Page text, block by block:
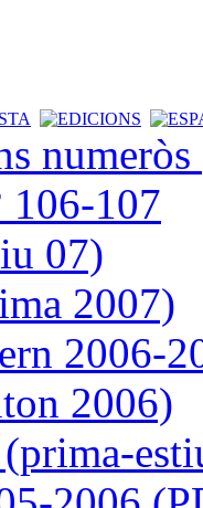
106-107
07)
2007)
2006-
2006)